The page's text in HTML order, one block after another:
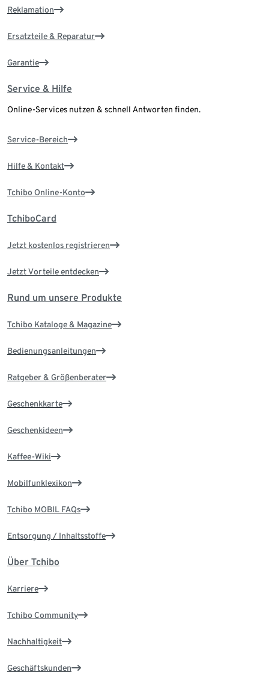
Reklamation
Ersatzteile & Reparatur
Garantie
Service & Hilfe
Online-Services nutzen & schnell Antworten finden.
Service-Bereich
Hilfe & Kontakt
Tchibo Online-Konto
TchiboCard
Jetzt kostenlos registrieren
Jetzt Vorteile entdecken
Rund um unsere Produkte
Tchibo Kataloge & Magazine
Bedienungsanleitungen
Ratgeber & Größenberater
Geschenkkarte
Geschenkideen
Kaffee-Wiki
Mobilfunklexikon
Tchibo MOBIL FAQs
Entsorgung / Inhaltsstoffe
Über Tchibo
Karriere
Tchibo Community
Nachhaltigkeit
Geschäftskunden